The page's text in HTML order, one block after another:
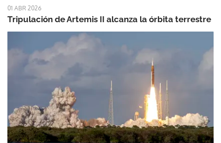
01 ABR 2026
Tripulación de Artemis II alcanza la órbita terrestre